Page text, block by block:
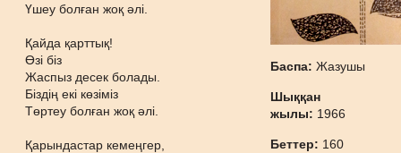
Үшеу болған жоқ әлі.
Қайда қарттық!
Өзі біз
Жаспыз десек болады.
Біздің екі көзіміз
Төртеу болған жоқ әлі.
Қарындастар кемеңгер,
Баспа:Жазушы
Шыққан
жылы: 1966
Беттер: 160